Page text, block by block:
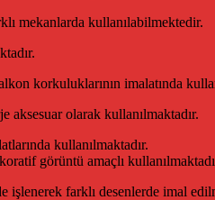
mekanlarda kullanılabilmektedir.
korkuluklarının imalatında
olarak kullanılmaktadır.
kullanılmaktadır.
görüntü amaçlı
farklı desenlerde imal